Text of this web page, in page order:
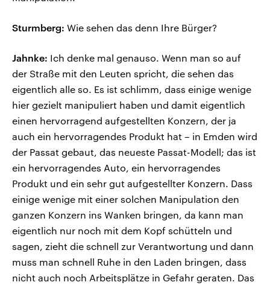
Sturmberg: Wie sehen das denn Ihre Bürger?
Jahnke: Ich denke mal genauso. Wenn man so auf
der Straße mit den Leuten spricht, die sehen das
eigentlich alle so. Es ist schlimm, dass einige wenige
hier gezielt manipuliert haben und damit eigentlich
einen hervorragend aufgestellten Konzern, der ja
auch ein hervorragendes Produkt hat – in Emden wird
der Passat gebaut, das neueste Passat-Modell; das ist
ein hervorragendes Auto, ein hervorragendes
Produkt und ein sehr gut aufgestellter Konzern. Dass
einige wenige mit einer solchen Manipulation den
ganzen Konzern ins Wanken bringen, da kann man
eigentlich nur noch mit dem Kopf schütteln und
sagen, zieht die schnell zur Verantwortung und dann
muss man schnell Ruhe in den Laden bringen, dass
nicht auch noch Arbeitsplätze in Gefahr geraten. Das